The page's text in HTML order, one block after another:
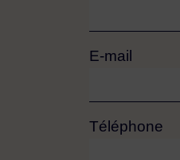
E-mail
Téléphone